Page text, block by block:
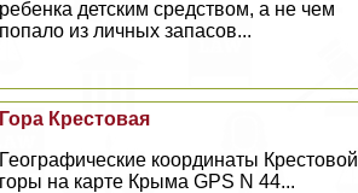
ребенка детским средством, а не чем
попало из личных запасов...
Гора Крестовая
Географические координаты Крестовой
горы на карте Крыма GPS N 44...